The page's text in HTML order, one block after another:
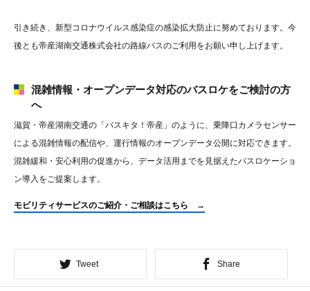
引き続き、新型コロナウイルス感染症の感染拡大防止に努めております。今
後とも帝産湖南交通株式会社の路線バスのご利用をお願い申し上げます。
混雑情報・オープンデータ対応のバスロケをご検討の方
へ
滋賀・帝産湖南交通の「バスキタ！帝産」のように、乗降口カメラセンサー
による混雑情報の配信や、運行情報のオープンデータ公開に対応できます。
混雑緩和・安心利用の促進から、データ活用までを見据えたバスロケーショ
ン導入をご提案します。
モビリティサービスのご紹介・ご相談はこちら →
Tweet Share